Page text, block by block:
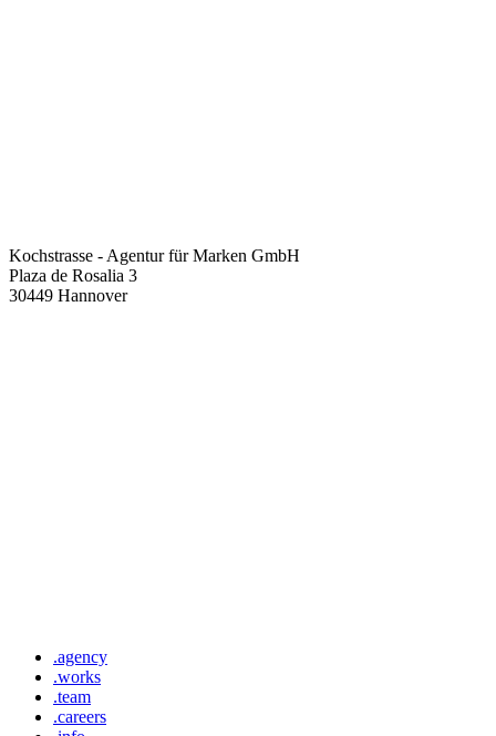
Kochstrasse - Agentur für Marken GmbH
Plaza de Rosalia 3
30449 Hannover
.agency
.works
.team
.careers